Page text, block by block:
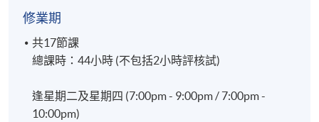
修業期
共17節課
總課時：44小時 (不包括2小時評核試)
逢星期二及星期四 (7:00pm - 9:00pm / 7:00pm -
10:00pm)